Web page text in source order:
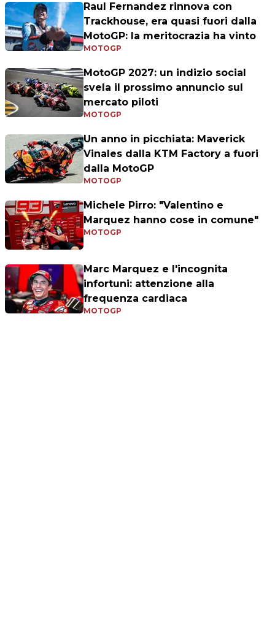
Raul Fernandez rinnova con
Trackhouse, era quasi fuori dalla
MotoGP: la meritocrazia ha vinto
MOTOGP
MotoGP 2027: un indizio social
svela il prossimo annuncio sul
mercato piloti
MOTOGP
Un anno in picchiata: Maverick
Vinales dalla KTM Factory a fuori
dalla MotoGP
MOTOGP
Michele Pirro: "Valentino e
Marquez hanno cose in comune"
MOTOGP
Marc Marquez e l'incognita
infortuni: attenzione alla
frequenza cardiaca
MOTOGP